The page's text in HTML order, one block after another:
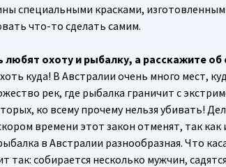
специальными красками,
что-то сделать самим.
любят охоту и рыбалку, а расскажите
куда! В Австралии очень много мест,
рек, где рыбалка граничит с
ко всему прочему нельзя убивать!
времени этот закон отменят, так
в Австралии разнообразная. Что
так: собирается несколько мужчин,